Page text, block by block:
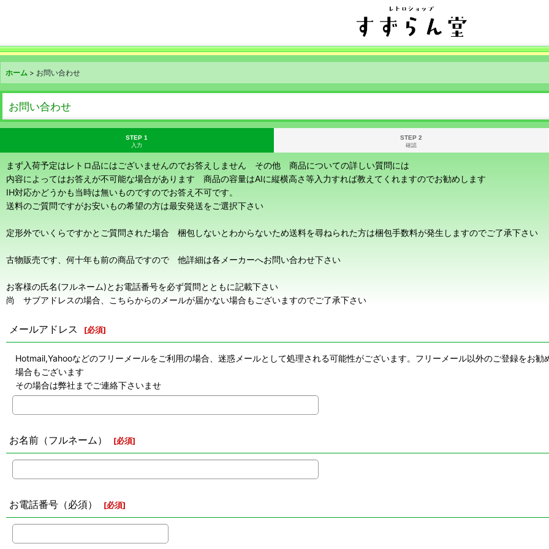
ホーム > お問い合わせ
お問い合わせ
STEP 1
入力
STEP 2
確認
まず入荷予定はレトロ品にはございませんのでお答えしません その他 商品についての詳しい質問には
内容によってはお答えが不可能な場合があります 商品の容量はAIに縦横高さ等入力すれば教えてくれますのでお勧めします
IH対応かどうかも当時は無いものですのでお答え不可です。
送料のご質問ですがお安いもの希望の方は最安発送をご選択下さい
定形外でいくらですかとご質問された場合 梱包しないとわからないため送料を尋ねられた方は梱包手数料が発生しますのでご了承下さい
古物販売です、何十年も前の商品ですので 他詳細は各メーカーへお問い合わせ下さい
お客様の氏名(フルネーム)とお電話番号を必ず質問とともに記載下さい
尚 サブアドレスの場合、こちらからのメールが届かない場合もございますのでご了承下さい
メールアドレス [必須]
Hotmail,Yahooなどのフリーメールをご利用の場合、迷惑メールとして処理される可能性がございます。フリーメール以外のご登録をお
場合もございます
その場合は弊社までご連絡下さいませ
お名前（フルネーム） [必須]
お電話番号（必須） [必須]